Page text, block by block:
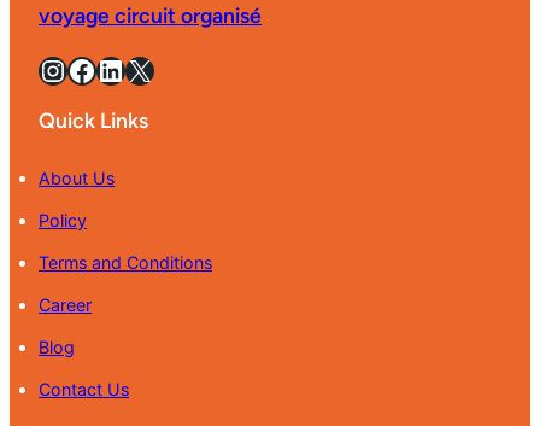
voyage circuit organisé
InstagramFacebook LinkedIn X
Quick Links
About Us
Policy
Terms and Conditions
Career
Blog
Contact Us